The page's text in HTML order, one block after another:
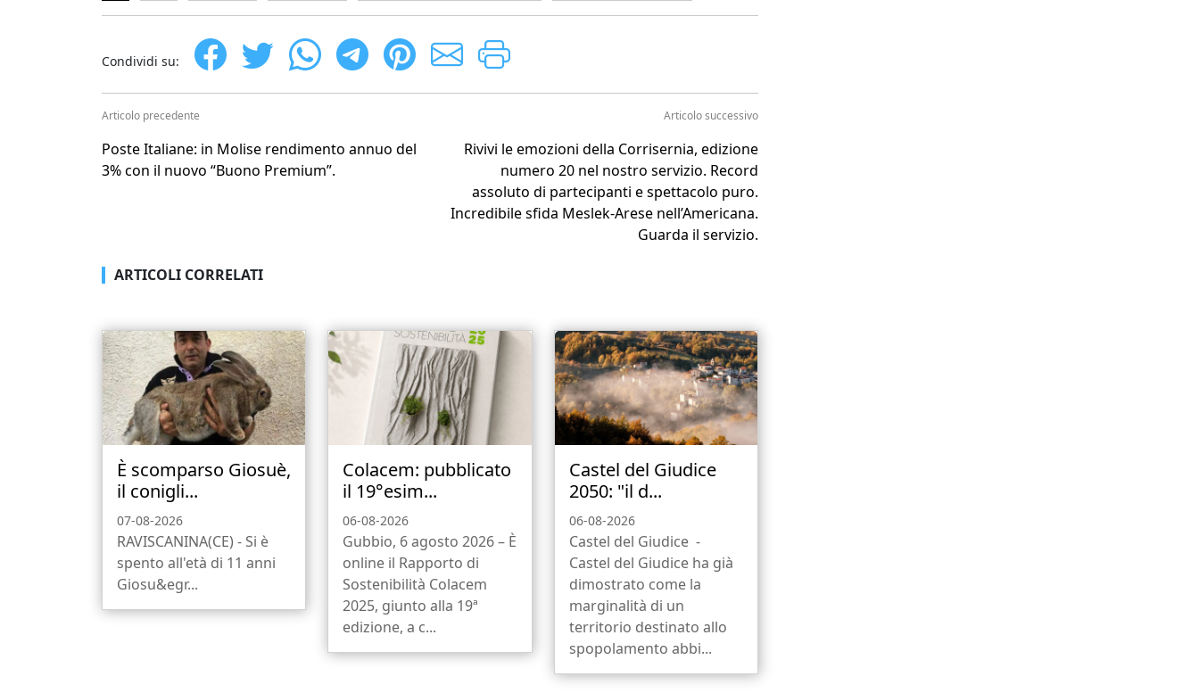
Condividi su:
Articolo precedente
Poste Italiane: in Molise rendimento annuo del
3% con il nuovo “Buono Premium”.
Articolo successivo
Rivivi le emozioni della Corrisernia, edizione
numero 20 nel nostro servizio. Record
assoluto di partecipanti e spettacolo puro.
Incredibile sfida Meslek-Arese nell’Americana.
Guarda il servizio.
ARTICOLI CORRELATI
È scomparso Giosuè,
il conigli...
07-08-2026
RAVISCANINA(CE) - Si è
spento all'età di 11 anni
Giosu&egr...
Colacem: pubblicato
il 19°esim...
06-08-2026
Gubbio, 6 agosto 2026 – È
online il Rapporto di
Sostenibilità Colacem
2025, giunto alla 19ª
edizione, a c...
Castel del Giudice
2050: "il d...
06-08-2026
Castel del Giudice -
Castel del Giudice ha già
dimostrato come la
marginalità di un
territorio destinato allo
spopolamento abbi...